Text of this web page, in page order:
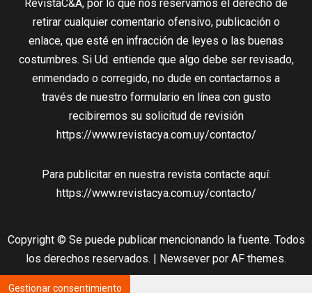
RevistaC&A, por lo que nos reservamos el derecho de
retirar cualquier comentario ofensivo, publicación o
enlace, que esté en infracción de leyes o las buenas
costumbres. Si Ud. entiende que algo debe ser revisado,
enmendado o corregido, no dude en contactarnos a
través de nuestro formulario en línea con gusto
recibiremos su solicitud de revisión
https://www.revistacya.com.uy/contacto/
Para publicitar en nuestra revista contacte aquí:
https://www.revistacya.com.uy/contacto/
Copyright © Se puede publicar mencionando la fuente. Todos
los derechos reservados. | Newsever por AF themes.
Gestionar consentimiento